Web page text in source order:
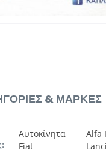
& ΜΑΡΚΕΣ
Αυτοκίνητα
Alfa
Fiat